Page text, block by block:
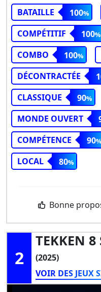
BATAILLE
100
COMPÉTITIF
100
COMBO
100
DÉCONTRACTÉE
CLASSIQUE
90
MONDE OUVERT
COMPÉTENCE
90
LOCAL
80
Bonne
2
TEKKEN
(2025)
VOIR DES JEUX